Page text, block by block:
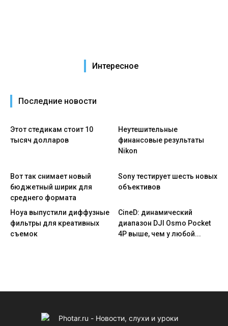
Интересное
Последние новости
Этот стедикам стоит 10
тысяч долларов
Неутешительные
финансовые результаты
Nikon
Вот так снимает новый
бюджетный ширик для
среднего формата
Sony тестирует шесть новых
объективов
Hoya выпустили диффузные
фильтры для креативных
съемок
CineD: динамический
диапазон DJI Osmo Pocket
4P выше, чем у любой...